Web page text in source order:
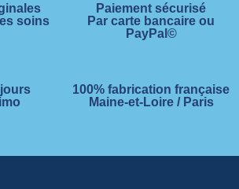
soins
Paiement sécurisé
Par carte bancaire ou
PayPal©
100% fabrication française
Maine-et-Loire / Paris